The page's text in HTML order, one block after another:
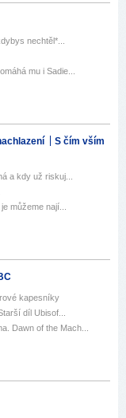
nechtěl*...
mu i Sadie...
S čím vším
a kdy už riskuj...
můžeme nají...
kapesníky
díl Ubisof...
Dawn of the Mach...